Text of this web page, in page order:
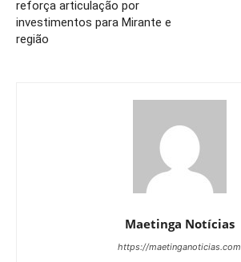
reforça articulação por
investimentos para Mirante e
região
Maetinga Notícias
https://maetinganoticias.com